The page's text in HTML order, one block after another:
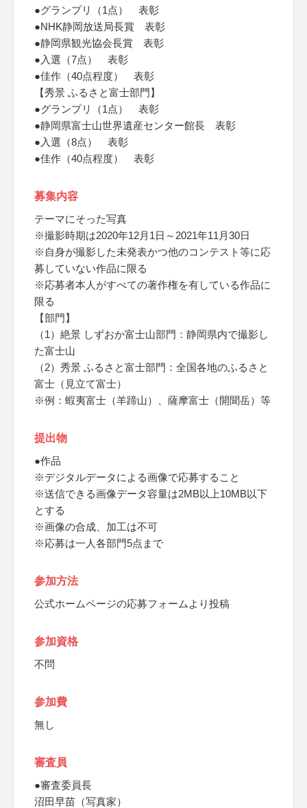
●グランプリ（1点） 表彰
●NHK静岡放送局長賞 表彰
●静岡県観光協会長賞 表彰
●入選（7点） 表彰
●佳作（40点程度） 表彰
【秀景 ふるさと富士部門】
●グランプリ（1点） 表彰
●静岡県富士山世界遺産センター館長 表彰
●入選（8点） 表彰
●佳作（40点程度） 表彰
募集内容
テーマにそった写真
※撮影時期は2020年12月1日～2021年11月30日
※自身が撮影した未発表かつ他のコンテスト等に応
募していない作品に限る
※応募者本人がすべての著作権を有している作品に
限る
【部門】
（1）絶景 しずおか富士山部門：静岡県内で撮影し
た富士山
（2）秀景 ふるさと富士部門：全国各地のふるさと
富士（見立て富士）
※例：蝦夷富士（羊蹄山）、薩摩富士（開聞岳）等
提出物
●作品
※デジタルデータによる画像で応募すること
※送信できる画像データ容量は2MB以上10MB以下
とする
※画像の合成、加工は不可
※応募は一人各部門5点まで
参加方法
公式ホームページの応募フォームより投稿
参加資格
不問
参加費
無し
審査員
●審査委員長
沼田早苗（写真家）